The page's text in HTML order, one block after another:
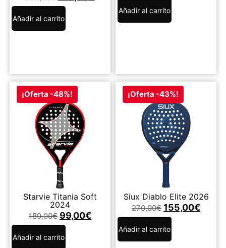
Añadir al carrito
Añadir al carrito
¡Oferta -48%!
Starvie Titania Soft
2024
189,00€ 99,00€
Añadir al carrito
¡Oferta -43%!
Siux Diablo Elite 2026
270,00€ 155,00€
Añadir al carrito